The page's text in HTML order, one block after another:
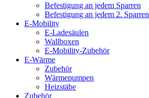
Befestigung an jedem Sparren
Befestigung an jedem 2. Sparren
E-Mobility
E-Ladesäulen
Wallboxen
E-Mobility-Zubehör
E-Wärme
Zubehör
Wärmepumpen
Heizstäbe
Zubehör